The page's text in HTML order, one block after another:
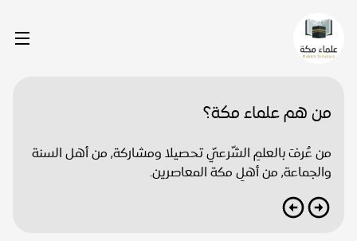
من هم علماء مكة؟
من عُرفَ بالعلمِ الشّرعيّ تحصيلا ومشاركة, من أهل السنة
والجماعة, من أهلِ مكة المعاصرين.